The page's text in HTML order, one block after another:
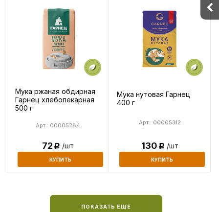
Мука ржаная обдирная
Гарнец хлебопекарная
500 г
Арт.: 00005284
72Р /шт
КУПИТЬ
Мука нутовая Гарнец
400 г
Арт.: 00005312
130Р /шт
КУПИТЬ
ПОКАЗАТЬ ЕЩЕ